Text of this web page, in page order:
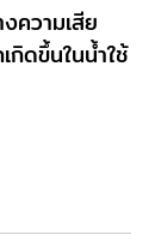
ความเสีย
ดขึ้นในน้ำใช้